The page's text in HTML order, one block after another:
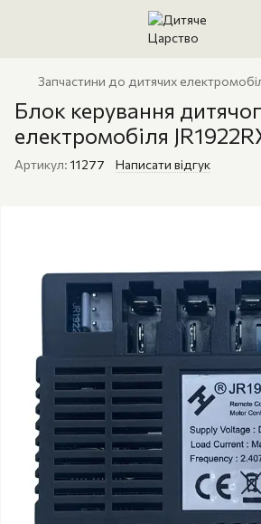
Запчастини до дитячих
Блок керування
електромобіля
Артикул: 11277 Написати відгук